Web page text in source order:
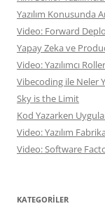
Yazılım Konusunda
Video: Forward
Yapay Zeka ve
Video: Yazılımcı
Vibecoding ile Neler
Sky is the Limit
Kod Yazarken
Video: Yazılım
Video: Software
KATEGORILER